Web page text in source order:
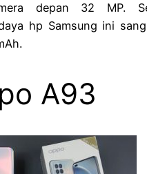
depan 32 MP.
hp Samsung ini
A93